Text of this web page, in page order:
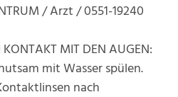
/ Arzt / 0551-19240
MIT DEN AUGEN:
mit Wasser spülen.
nach